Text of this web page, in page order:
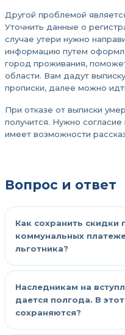
Другой проблемой
Уточнить данные о
случае утери нужно
информацию путем
город проживания,
области. Вам дадут
прописки, далее можно
При отказе от выписки
получится. Нужно
имеет возможности
Вопрос и ответ
Как сохранить скидки
коммунальных
льготника?
Наследникам на
дается полгода. В
сохраняются?